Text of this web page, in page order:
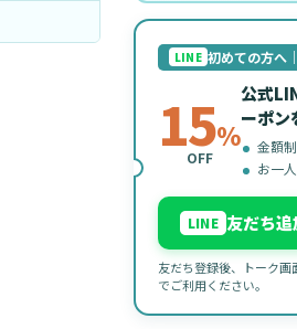
LINE 初めての方へ
15%
OFF
公式
ーポン
金額
お一
LINE 友だち
友だち登録後、トーク
でご利用ください。